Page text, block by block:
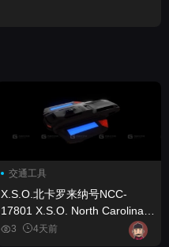
交通工具
X.S.O.北卡罗来纳号NCC-
17801 X.S.O. North Carolina -
NCC-17801
3 4天前